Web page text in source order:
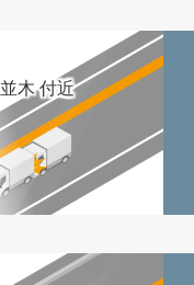
木 付近